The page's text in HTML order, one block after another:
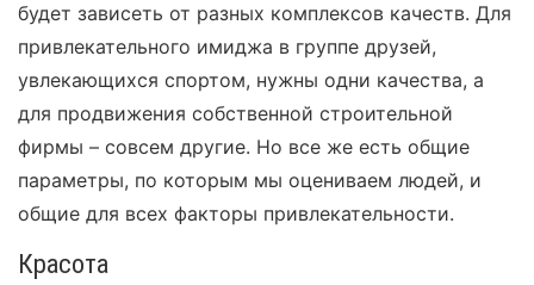
будет зависеть от разных комплексов качеств. Для
привлекательного имиджа в группе друзей,
увлекающихся спортом, нужны одни качества, а
для продвижения собственной строительной
фирмы – совсем другие. Но все же есть общие
параметры, по которым мы оцениваем людей, и
общие для всех факторы привлекательности.
Красота